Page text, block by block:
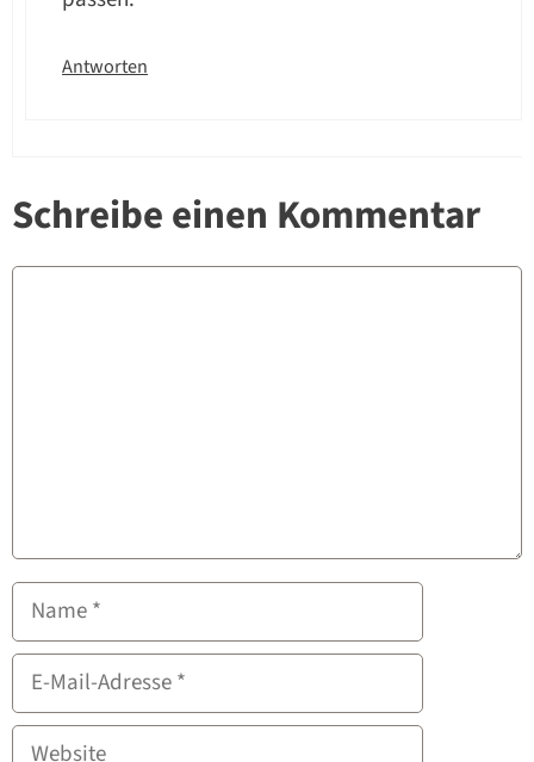
Antworten
Schreibe einen Kommentar
Kommentar
Name
E-
Mail-
Adresse
Website